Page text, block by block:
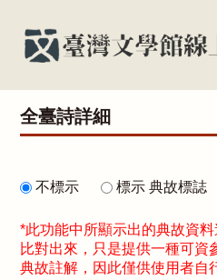
全臺詩詳細
不標示 標示 典故標誌
*此功能中所顯示出的典故資
比對出來，只是提供一種可資
典故註解，因此僅供使用者自